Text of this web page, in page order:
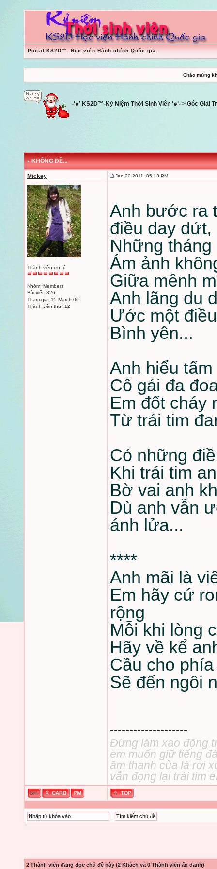
Portal KS2D™- Học viện Hành chính Quốc gia
Chào mừng
-‘๑’ KS2D™-Kỷ Niệm Thời Sinh Viên ‘๑’- > Góc Giải
KHÔNG ĐỀ...
Mickey Jan 20 2011, 05:13 PM
Thành viên ưu tú
Nhóm: Members
Bài viết: 326
Tham gia: 15-March 06
Thành viên thứ: 12
Anh bước ra
điều day dứt,
Những
Ám ảnh
Giữa mênh
Anh lãng du
Ước một
Bình yên...
Anh hiểu
Cô gái đa
Em đốt cháy
Từ trái tim
Có những
Khi trái tim
Bờ vai anh
Dù anh vẫn
ánh lửa...
****
Anh mãi là
Em hãy cứ
rộng
Mỗi khi lòng
Hãy về kể
Cầu cho
Sẽ đến ngôi
--------------------
Đừng làm xao động
em muốn giữ tiếng
âm thanh của lá rơi
vẫn đọng lại trái tim
2 Thành viên đang đọc chủ đề này (2 Khách và 0 Thành viên ẩn danh)